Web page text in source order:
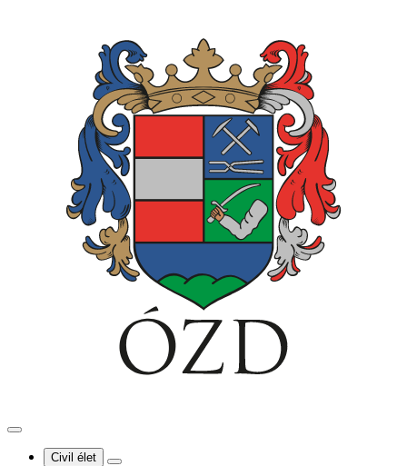
Civil élet